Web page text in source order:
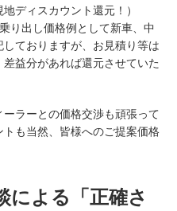
ディスカウント還元！）
り出し価格例として新車、中
ておりますが、お見積り等は
益分があれば還元させていた
ラーとの価格交渉も頑張って
も当然、皆様へのご提案価格
による「正確さ